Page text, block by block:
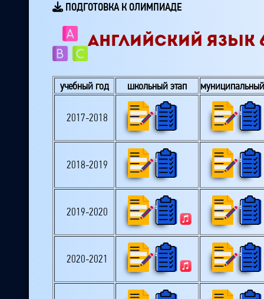
ПОДГОТОВКА К ОЛИМПИАДЕ
АНГЛИЙСКИЙ ЯЗЫК
учебный год школьный этап
2017-2018
2018-2019
2019-2020
2020-2021